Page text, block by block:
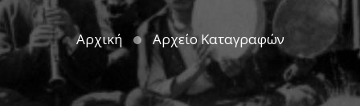
Αρχική Αρχείο Καταγραφών